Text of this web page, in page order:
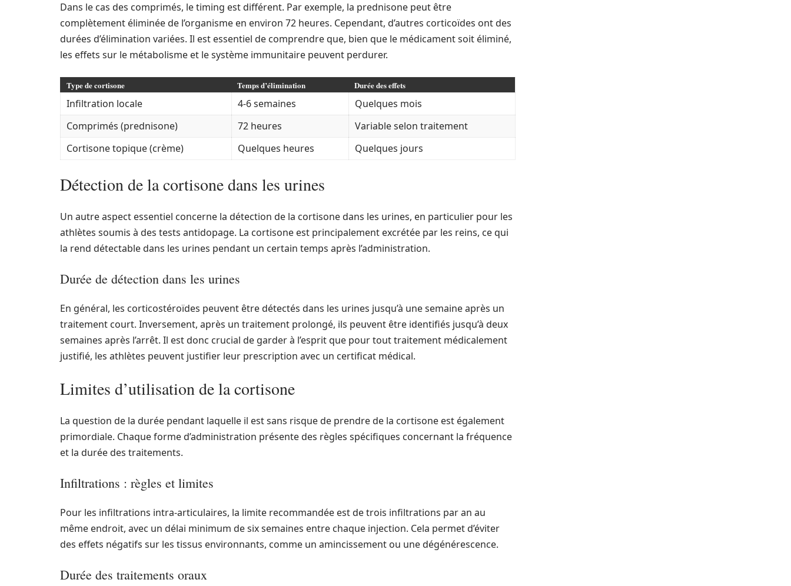
Dans le cas des comprimés, le timing est différent. Par exemple, la prednisone peut être
complètement éliminée de l’organisme en environ 72 heures. Cependant, d’autres corticoïdes ont des
durées d’élimination variées. Il est essentiel de comprendre que, bien que le médicament soit éliminé,
les effets sur le métabolisme et le système immunitaire peuvent perdurer.
Type de cortisone Temps d’élimination Durée des effets
Infiltration locale 4-6 semaines
Quelques mois
Comprimés (prednisone)
72 heures
Variable selon traitement
Cortisone topique (crème)
Quelques heures Quelques jours
Détection de la cortisone dans les urines
Un autre aspect essentiel concerne la détection de la cortisone dans les urines, en particulier pour les
athlètes soumis à des tests antidopage. La cortisone est principalement excrétée par les reins, ce qui
la rend détectable dans les urines pendant un certain temps après l’administration.
Durée de détection dans les urines
En général, les corticostéroïdes peuvent être détectés dans les urines jusqu’à une semaine après un
traitement court. Inversement, après un traitement prolongé, ils peuvent être identifiés jusqu’à deux
semaines après l’arrêt. Il est donc crucial de garder à l’esprit que pour tout traitement médicalement
justifié, les athlètes peuvent justifier leur prescription avec un certificat médical.
Limites d’utilisation de la cortisone
La question de la durée pendant laquelle il est sans risque de prendre de la cortisone est également
primordiale. Chaque forme d’administration présente des règles spécifiques concernant la fréquence
et la durée des traitements.
Infiltrations : règles et limites
Pour les infiltrations intra-articulaires, la limite recommandée est de trois infiltrations par an au
même endroit, avec un délai minimum de six semaines entre chaque injection. Cela permet d’éviter
des effets négatifs sur les tissus environnants, comme un amincissement ou une dégénérescence.
Durée des traitements oraux